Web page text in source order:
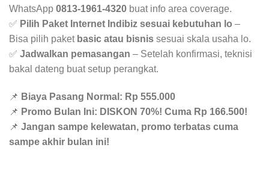
WhatsApp 0813-1961-4320 buat info area coverage.
✅ Pilih Paket Internet Indibiz sesuai kebutuhan lo –
Bisa pilih paket basic atau bisnis sesuai skala usaha lo.
✅ Jadwalkan pemasangan – Setelah konfirmasi, teknisi
bakal dateng buat setup perangkat.
📌 Biaya Pasang Normal: Rp 555.000
📌 Promo Bulan Ini: DISKON 70%! Cuma Rp 166.500!
📌 Jangan sampe kelewatan, promo terbatas cuma
sampe akhir bulan ini!